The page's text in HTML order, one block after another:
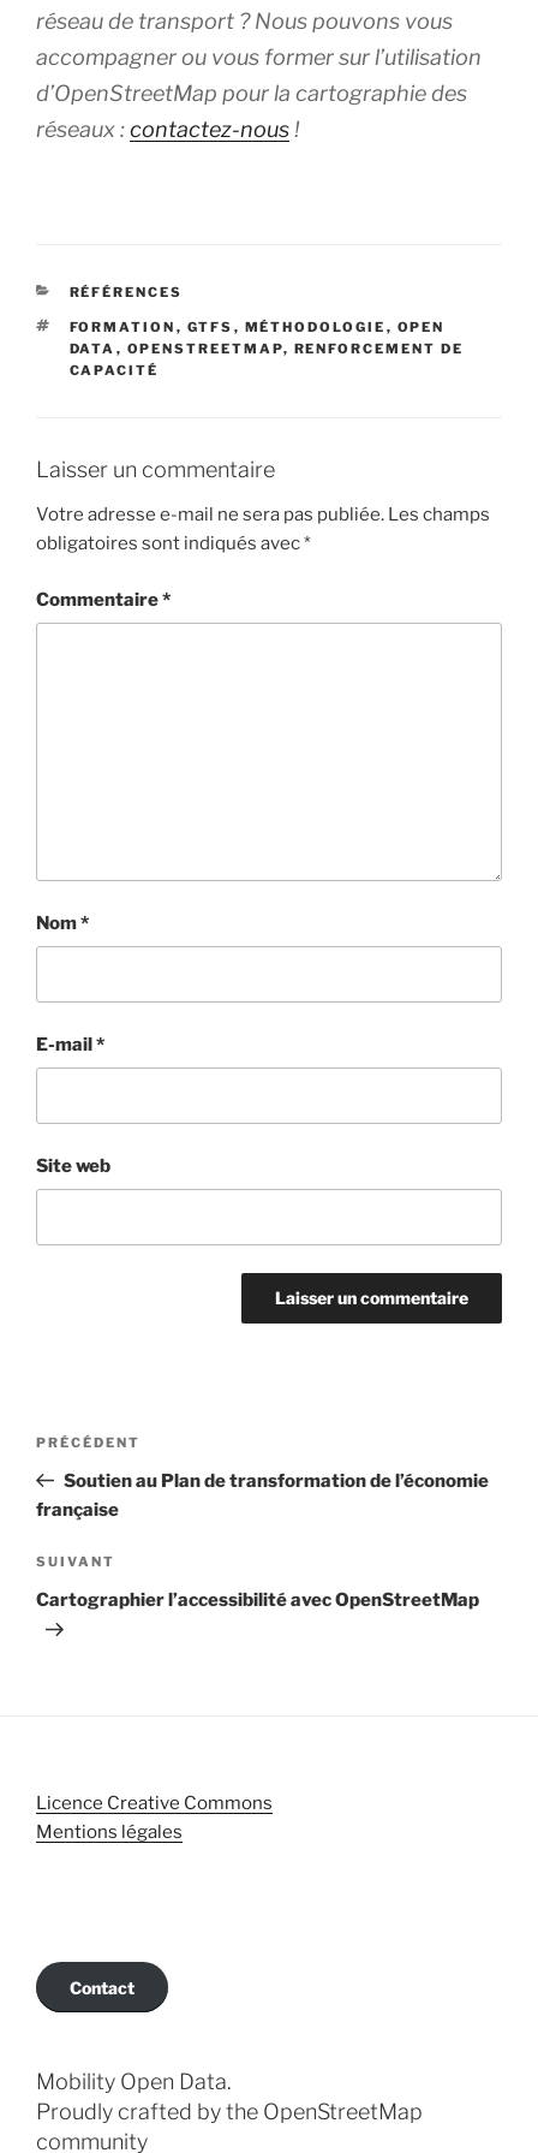
réseau de transport ? Nous pouvons vous
accompagner ou vous former sur l’utilisation
d’OpenStreetMap pour la cartographie des
réseaux :contactez-nous!
CATÉGORIES
RÉFÉRENCES
ÉTIQUETTES
FORMATION , GTFS , MÉTHODOLOGIE , OPEN
DATA , OPENSTREETMAP, RENFORCEMENT DE
CAPACITÉ
Laisser un commentaire
Votre adresse e-mail ne sera pas publiée. Les champs
obligatoires sont indiqués avec*
Commentaire*
Nom*
E-mail*
Site web
Navigation
l’article
Article
précédent
PRÉCÉDENT
Soutien au Plan de transformation de l’économie
française
Article
suivant
SUIVANT
Cartographier l’accessibilité avec OpenStreetMap
Licence Creative Commons
Mentions légales
Contact
Mobility Open Data.
Proudly crafted by the OpenStreetMap
community